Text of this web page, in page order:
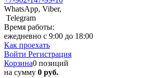
WhatsApp, Viber,
Telegram
Время работы:
ежедневно с 9:00 до 18:00
Как проехать
Войти Регистрация
Корзина0 позиций
на сумму 0 руб.